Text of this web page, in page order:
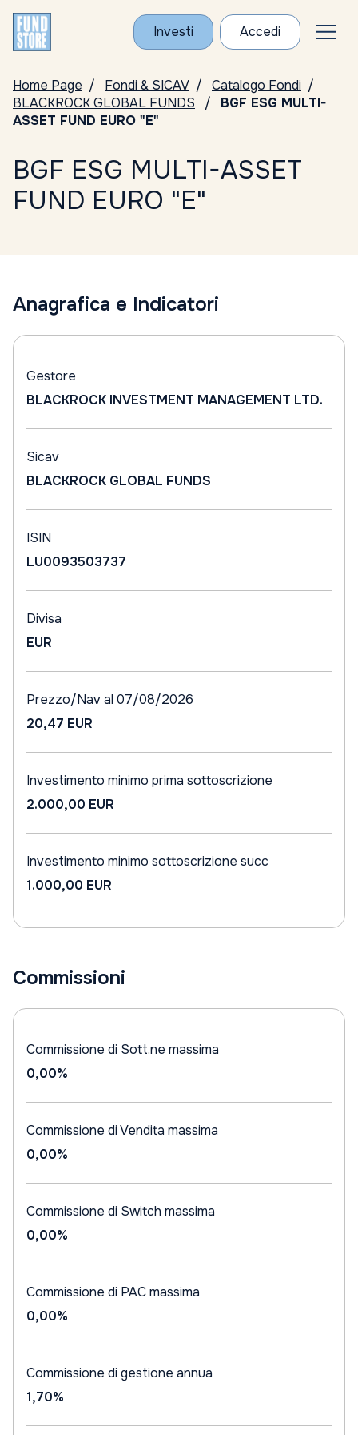
Investi Accedi
Home Page Fondi & SICAV
Catalogo Fondi
BLACKROCK GLOBAL FUNDS
BGF ESG MULTI-
ASSET FUND EURO "E"
BGF ESG MULTI-ASSET
FUND EURO "E"
Anagrafica e Indicatori
Gestore
BLACKROCK INVESTMENT MANAGEMENT LTD.
Sicav
BLACKROCK GLOBAL FUNDS
ISIN
LU0093503737
Divisa
EUR
Prezzo/Nav al 07/08/2026
20,47 EUR
Investimento minimo prima sottoscrizione
2.000,00 EUR
Investimento minimo sottoscrizione succ
1.000,00 EUR
Commissioni
Commissione di Sott.ne massima
0,00%
Commissione di Vendita massima
0,00%
Commissione di Switch massima
0,00%
Commissione di PAC massima
0,00%
Commissione di gestione annua
1,70%